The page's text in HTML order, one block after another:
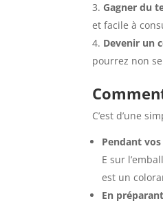
Gagner du
et facile à
Devenir un
pourrez non
C’est d’une
Pendant
E sur
est un
En